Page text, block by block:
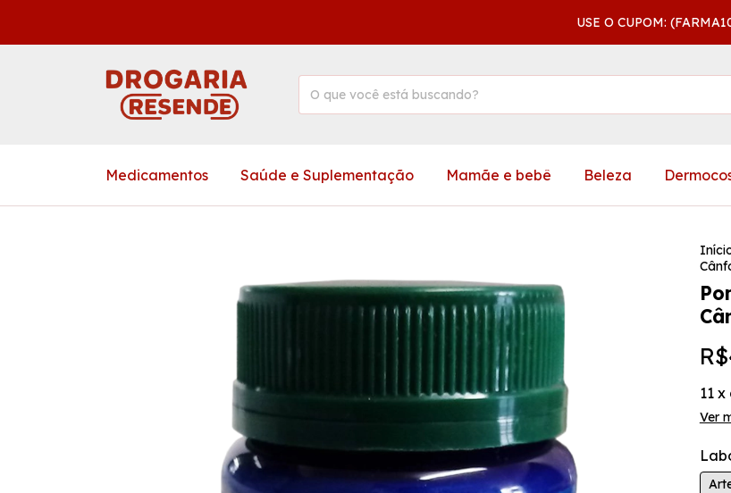
USE O CUPOM:
Medicamentos Saúde e Suplementação Mamãe e bebê Beleza
11 x
Ver